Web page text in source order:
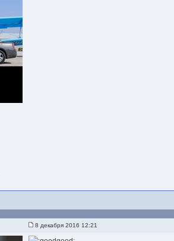
8 декабря 2016 12:21